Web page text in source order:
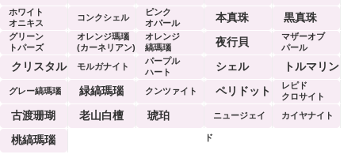
ホワイト
オニキス
コンクシェル
ピンク
オパール
本真珠 黒真珠
グリーン
トパーズ
オレンジ瑪瑙
(カーネリアン)
オレンジ
縞瑪瑙
夜行貝
マザーオブ
パール
クリスタル モルガナイト
パープル
ハート
シェル トルマリン
グレー縞瑪瑙 緑縞瑪瑙 クンツァイト ペリドット
レピド
クロサイト
古渡珊瑚 老山白檀 琥珀 ニュージェイ
ド
カイヤナイト
桃縞瑪瑙